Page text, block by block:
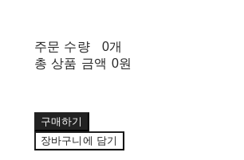
주문 수량
0개
총 상품 금액 0원
구매하기
장바구니에 담기